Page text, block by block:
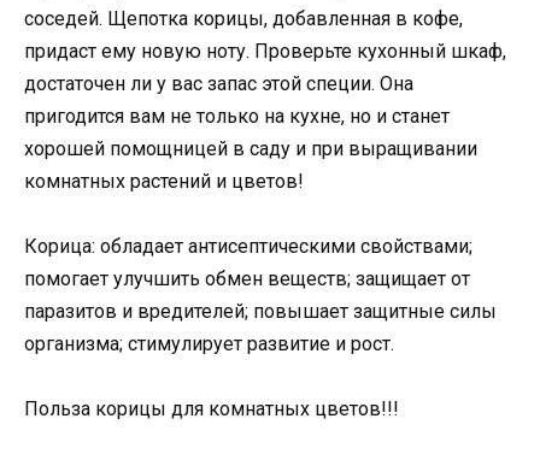
соседей. Щепотка корицы, добавленная в кофе,
придаст ему новую ноту. Проверьте кухонный шкаф,
достаточен ли у вас запас этой специи. Она
пригодится вам не только на кухне, но и станет
хорошей помощницей в саду и при выращивании
комнатных растений и цветов!
Корица: обладает антисептическими свойствами;
помогает улучшить обмен веществ; защищает от
паразитов и вредителей; повышает защитные силы
организма; стимулирует развитие и рост.
Польза корицы для комнатных цветов!!!